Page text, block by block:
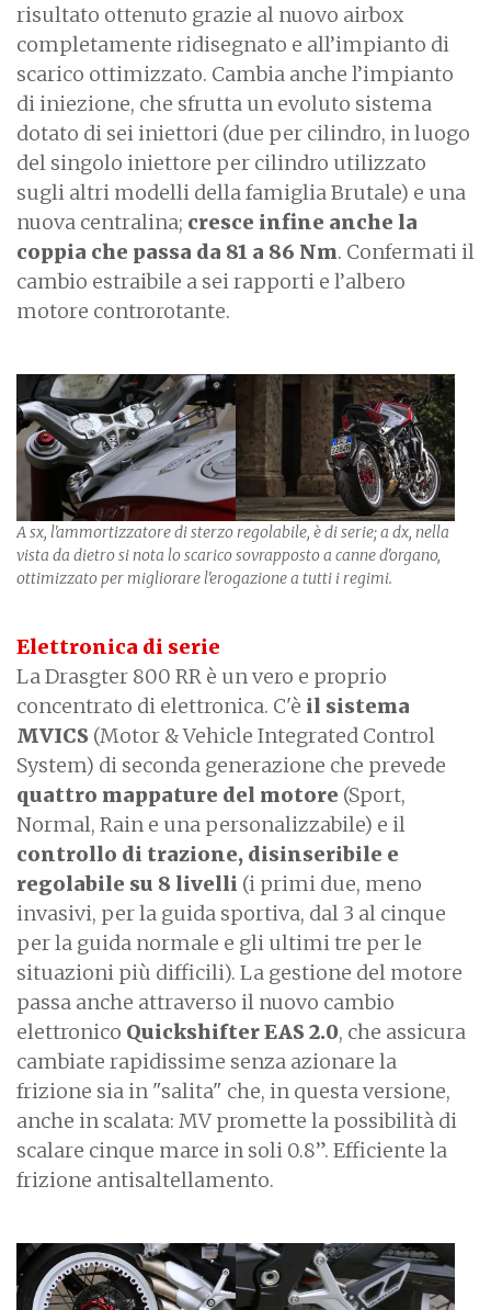
risultato ottenuto grazie al nuovo airbox
completamente ridisegnato e all’impianto di
scarico ottimizzato. Cambia anche l’impianto
di iniezione, che sfrutta un evoluto sistema
dotato di sei iniettori (due per cilindro, in luogo
del singolo iniettore per cilindro utilizzato
sugli altri modelli della famiglia Brutale) e una
nuova centralina; cresce infine anche la
coppia che passa da 81 a 86 Nm. Confermati il
cambio estraibile a sei rapporti e l’albero
motore controrotante.
A sx, l'ammortizzatore di sterzo regolabile, è di serie; a dx, nella
vista da dietro si nota lo scarico sovrapposto a canne d'organo,
ottimizzato per migliorare l'erogazione a tutti i regimi.
Elettronica di serie
La Drasgter 800 RR è un vero e proprio
concentrato di elettronica. C'è il sistema
MVICS (Motor & Vehicle Integrated Control
System) di seconda generazione che prevede
quattro mappature del motore (Sport,
Normal, Rain e una personalizzabile) e il
controllo di trazione, disinseribile e
regolabile su 8 livelli (i primi due, meno
invasivi, per la guida sportiva, dal 3 al cinque
per la guida normale e gli ultimi tre per le
situazioni più difficili). La gestione del motore
passa anche attraverso il nuovo cambio
elettronico Quickshifter EAS 2.0, che assicura
cambiate rapidissime senza azionare la
frizione sia in "salita" che, in questa versione,
anche in scalata: MV promette la possibilità di
scalare cinque marce in soli 0.8”. Efficiente la
frizione antisaltellamento.